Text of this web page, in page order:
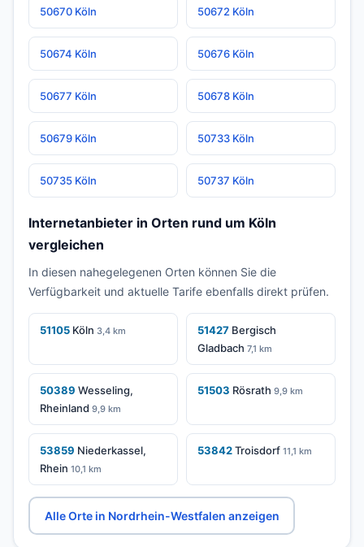
50670 Köln 50672 Köln
50674 Köln 50676 Köln
50677 Köln 50678 Köln
50679 Köln 50733 Köln
50735 Köln 50737 Köln
Internetanbieter in Orten rund um Köln
vergleichen
In diesen nahegelegenen Orten können Sie die
Verfügbarkeit und aktuelle Tarife ebenfalls direkt prüfen.
51105 Köln 3,4 km 51427 Bergisch
Gladbach 7,1 km
50389 Wesseling,
Rheinland 9,9 km
51503 Rösrath 9,9 km
53859 Niederkassel,
Rhein 10,1 km
53842Troisdorf 11,1 km
Alle Orte in Nordrhein-Westfalen anzeigen